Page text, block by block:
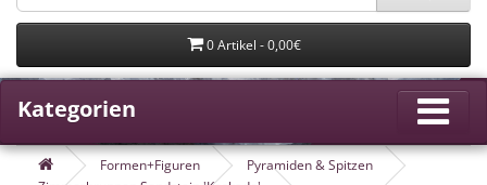
0 Artikel - 0,00€
Kategorien
Formen+Figuren
Pyramiden & Spitzen